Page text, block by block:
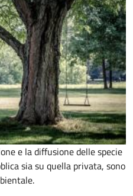
e la diffusione delle specie
sia su quella privata, sono